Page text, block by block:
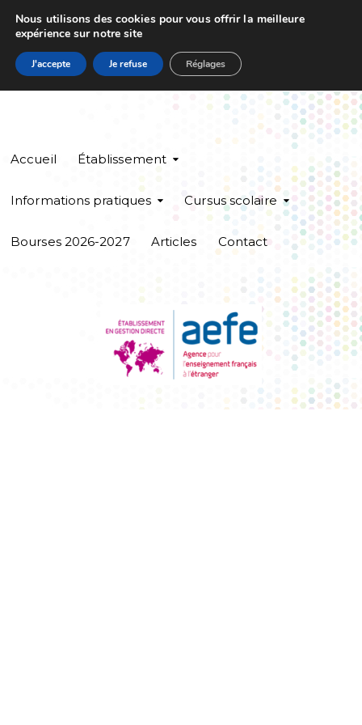
Accueil Établissement
Informations pratiques Cursus scolaire
Bourses 2026-2027 Articles Contact
Nous utilisons des cookies pour vous offrir la meilleure
expérience sur notre site
J'accepte Je refuse Réglages